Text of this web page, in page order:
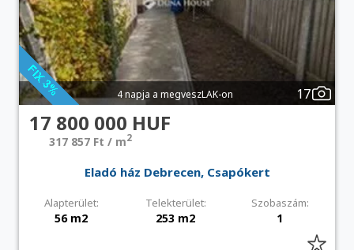
4 napja a megveszLAK-on 17
17 800 000 HUF
317 857 Ft / m2
Eladó ház Debrecen, Csapókert
Alapterület: Telekterület: Szobaszám:
56 m2 253 m2 1